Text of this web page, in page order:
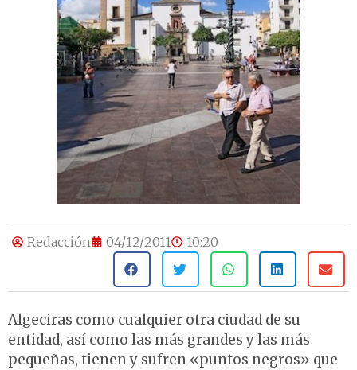
Redacción 04/12/2011 10:20
Algeciras como cualquier otra ciudad de su
entidad, así como las más grandes y las más
pequeñas, tienen y sufren «puntos negros» que